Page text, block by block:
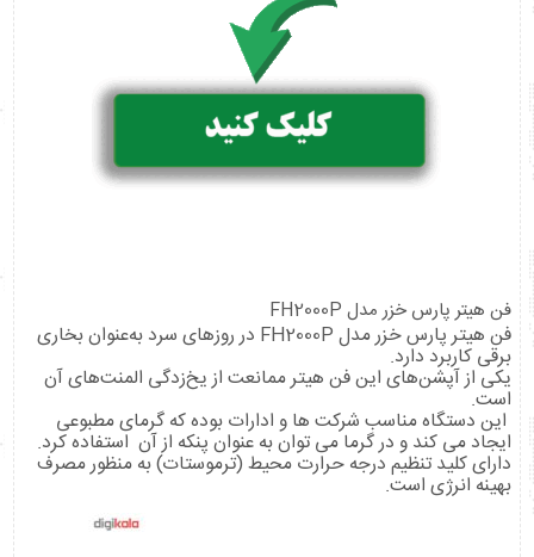
فن هیتر پارس خزر مدل FH2000P
فن هیتر پارس خزر مدل FH2000P در روزهای سرد به‌عنوان بخاری
‌برقی کاربرد دارد.
یکی از آپشن‌های این فن هیتر ممانعت از یخ‌زدگی المنت‌های آن
است.
این دستگاه مناسب شرکت ها و ادارات بوده که گرمای مطبوعی
ایجاد می کند و در گرما می توان به عنوان پنکه از آن استفاده کرد.
دارای کلید تنظیم درجه حرارت محیط (ترموستات) به منظور مصرف
بهینه انرژی است.